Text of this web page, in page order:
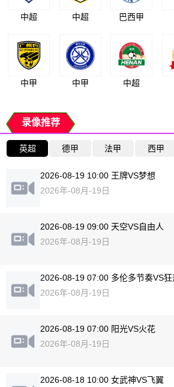
中超 中超 巴西甲
中甲 中甲 中超
录像推荐
英超 德甲 法甲 西甲
2026-08-19 10:00 王牌VS梦想
2026年-08月-19日
2026-08-19 09:00 天空VS自由人
2026年-08月-19日
2026-08-19 07:00 多伦多节奏VS狂
2026年-08月-19日
2026-08-19 07:00 阳光VS火花
2026年-08月-19日
2026-08-18 10:00 女武神VS飞翼